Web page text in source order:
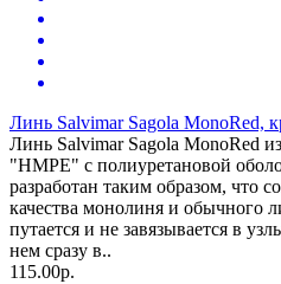
Линь Salvimar Sagola MonoRed,
Линь Salvimar Sagola MonoRed
"HMPE" с полиуретановой
разработан таким образом, что
качества монолиня и обычного
путается и не завязывается в
нем сразу в..
115.00р.